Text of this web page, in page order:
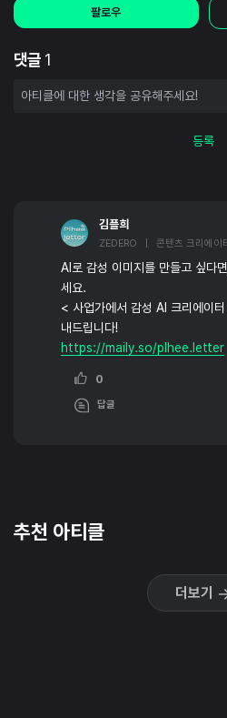
팔로우
댓글 1
등록
김플희
ZEDERO | 콘텐츠 크리에이
AI로 감성 이미지를 만들고 싶다
세요.
< 사업가에서 감성 AI 크리에이
내드립니다!
https://maily.so/plhee.letter
0
답글
추천 아티클
더보기